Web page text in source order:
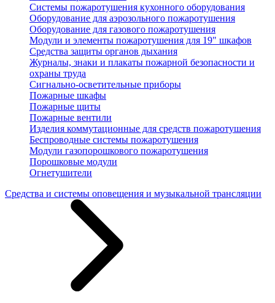
Системы пожаротушения кухонного оборудования
Оборудование для аэрозольного пожаротушения
Оборудование для газового пожаротушения
Модули и элементы пожаротушения для 19" шкафов
Средства защиты органов дыхания
Журналы, знаки и плакаты пожарной безопасности и
охраны труда
Сигнально-осветительные приборы
Пожарные шкафы
Пожарные щиты
Пожарные вентили
Изделия коммутационные для средств пожаротушения
Беспроводные системы пожаротушения
Модули газопорошкового пожаротушения
Порошковые модули
Огнетушители
Средства и системы оповещения и музыкальной трансляции